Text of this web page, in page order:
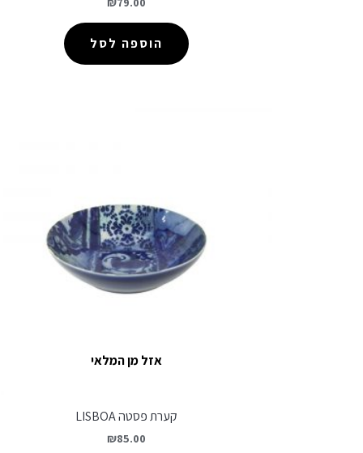
הוספה לסל
אזל מן המלאי
קערת פסטה LISBOA
₪85.00